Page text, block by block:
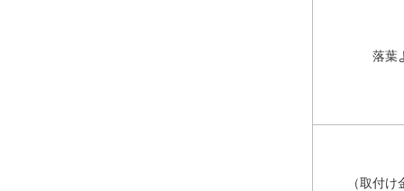
落葉
（取付け